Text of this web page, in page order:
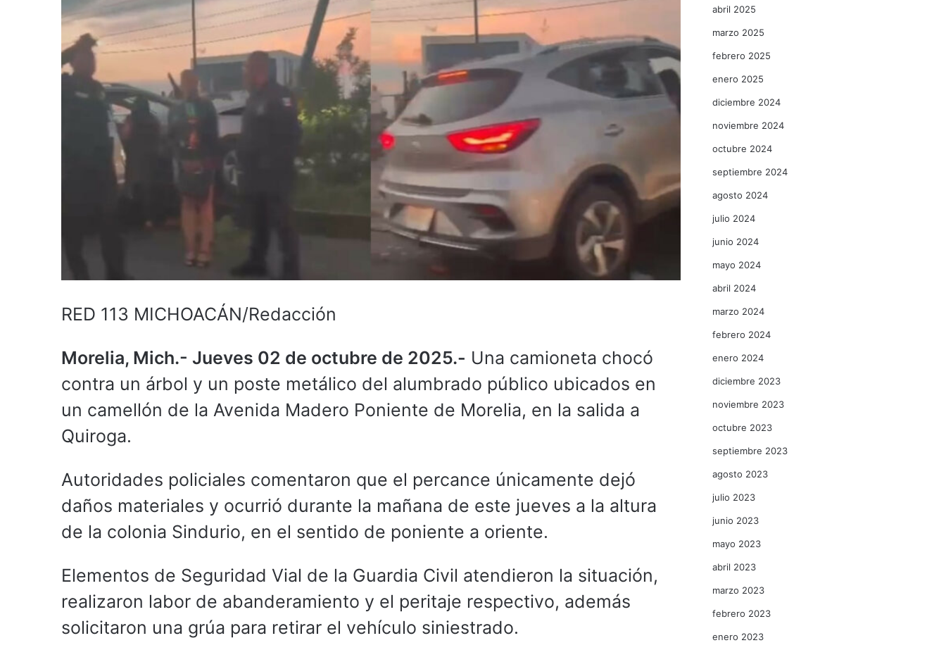
RED 113 MICHOACÁN/Redacción
Morelia, Mich.- Jueves 02 de octubre de 2025.- Una camioneta chocó
contra un árbol y un poste metálico del alumbrado público ubicados en
un camellón de la Avenida Madero Poniente de Morelia, en la salida a
Quiroga.
Autoridades policiales comentaron que el percance únicamente dejó
daños materiales y ocurrió durante la mañana de este jueves a la altura
de la colonia Sindurio, en el sentido de poniente a oriente.
Elementos de Seguridad Vial de la Guardia Civil atendieron la situación,
realizaron labor de abanderamiento y el peritaje respectivo, además
solicitaron una grúa para retirar el vehículo siniestrado.
abril 2025
marzo 2025
febrero 2025
enero 2025
diciembre 2024
noviembre 2024
octubre 2024
septiembre 2024
agosto 2024
julio 2024
junio 2024
mayo 2024
abril 2024
marzo 2024
febrero 2024
enero 2024
diciembre 2023
noviembre 2023
octubre 2023
septiembre 2023
agosto 2023
julio 2023
junio 2023
mayo 2023
abril 2023
marzo 2023
febrero 2023
enero 2023